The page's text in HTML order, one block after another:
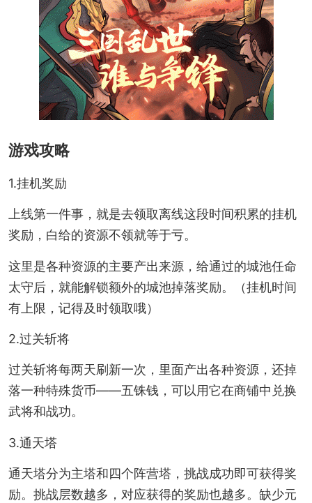
游戏攻略
1.挂机奖励
上线第一件事，就是去领取离线这段时间积累的挂机
奖励，白给的资源不领就等于亏。
这里是各种资源的主要产出来源，给通过的城池任命
太守后，就能解锁额外的城池掉落奖励。（挂机时间
有上限，记得及时领取哦）
2.过关斩将
过关斩将每两天刷新一次，里面产出各种资源，还掉
落一种特殊货币——五铢钱，可以用它在商铺中兑换
武将和战功。
3.通天塔
通天塔分为主塔和四个阵营塔，挑战成功即可获得奖
励。挑战层数越多，对应获得的奖励也越多。缺少元